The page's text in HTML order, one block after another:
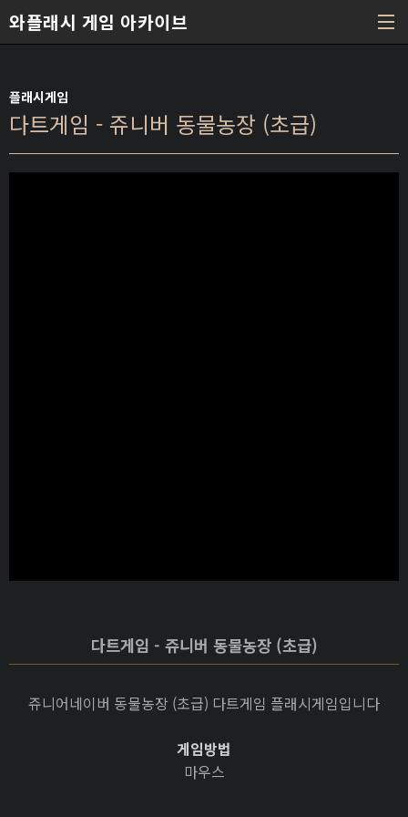
와플래시 게임 아카이브
플래시게임
다트게임 - 쥬니버 동물농장 (초급)
다트게임 - 쥬니버 동물농장 (초급)
쥬니어네이버 동물농장 (초급) 다트게임 플래시게임입니다
게임방법
마우스